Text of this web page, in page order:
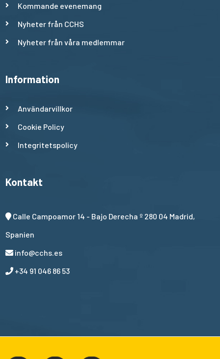
Kommande evenemang
Nyheter från CCHS
Nyheter från våra medlemmar
Information
Användarvillkor
Cookie Policy
Integritetspolicy
Kontakt
Calle Campoamor 14 - Bajo Derecha º 280 04 Madrid,
Spanien
info@cchs.es
+34 91 046 86 53